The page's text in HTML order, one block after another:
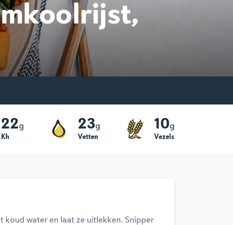
22g
Kh
23g
Vetten
10g
Vezels
koud water en laat ze uitlekken. Snipper